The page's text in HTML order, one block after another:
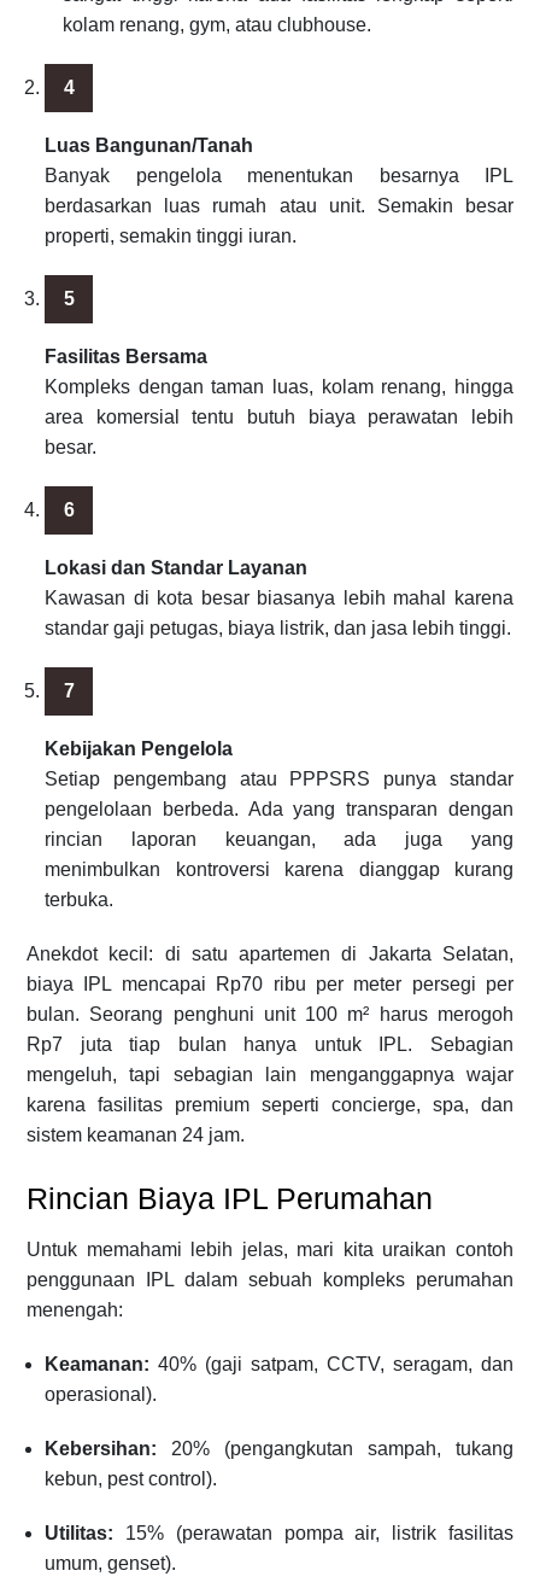
kolam renang, gym, atau clubhouse.
Luas Bangunan/Tanah
Banyak pengelola menentukan besarnya IPL
berdasarkan luas rumah atau unit. Semakin besar
properti, semakin tinggi iuran.
Fasilitas Bersama
Kompleks dengan taman luas, kolam renang, hingga
area komersial tentu butuh biaya perawatan lebih
besar.
Lokasi dan Standar Layanan
Kawasan di kota besar biasanya lebih mahal karena
standar gaji petugas, biaya listrik, dan jasa lebih tinggi.
Kebijakan Pengelola
Setiap pengembang atau PPPSRS punya standar
pengelolaan berbeda. Ada yang transparan dengan
rincian laporan keuangan, ada juga yang
menimbulkan kontroversi karena dianggap kurang
terbuka.
Anekdot kecil: di satu apartemen di Jakarta Selatan,
biaya IPL mencapai Rp70 ribu per meter persegi per
bulan. Seorang penghuni unit 100 m² harus merogoh
Rp7 juta tiap bulan hanya untuk IPL. Sebagian
mengeluh, tapi sebagian lain menganggapnya wajar
karena fasilitas premium seperti concierge, spa, dan
sistem keamanan 24 jam.
Rincian Biaya IPL Perumahan
Untuk memahami lebih jelas, mari kita uraikan contoh
penggunaan IPL dalam sebuah kompleks perumahan
menengah:
Keamanan: 40% (gaji satpam, CCTV, seragam, dan
operasional).
Kebersihan: 20% (pengangkutan sampah, tukang
kebun, pest control).
Utilitas: 15% (perawatan pompa air, listrik fasilitas
umum, genset).